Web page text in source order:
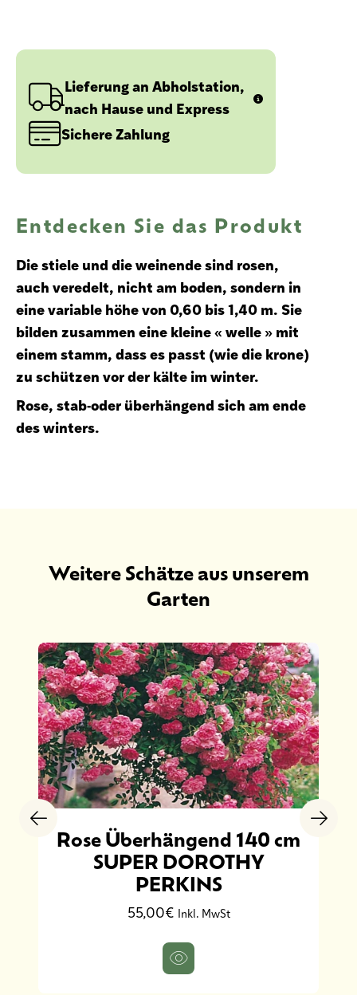
Lieferung an Abholstation,
nach Hause und Express
Sichere Zahlung
Entdecken Sie das Produkt
Die stiele und die weinende sind rosen,
auch veredelt, nicht am boden, sondern in
eine variable höhe von 0,60 bis 1,40 m. Sie
bilden zusammen eine kleine « welle » mit
einem stamm, dass es passt (wie die krone)
zu schützen vor der kälte im winter.
Rose, stab-oder überhängend sich am ende
des winters.
Weitere Schätze aus unserem
Garten
Rose Überhängend 140 cm
SUPER DOROTHY
PERKINS
55,00€ Inkl. MwSt